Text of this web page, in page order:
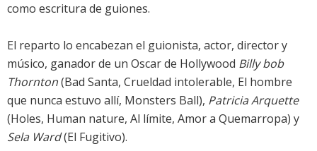
como escritura de guiones.
El reparto lo encabezan el guionista, actor, director y
músico, ganador de un Oscar de Hollywood Billy bob
Thornton(Bad Santa, Crueldad intolerable, El hombre
que nunca estuvo allí, Monsters Ball), Patricia Arquette
(Holes, Human nature, Al límite, Amor a Quemarropa) y
Sela Ward(El Fugitivo).